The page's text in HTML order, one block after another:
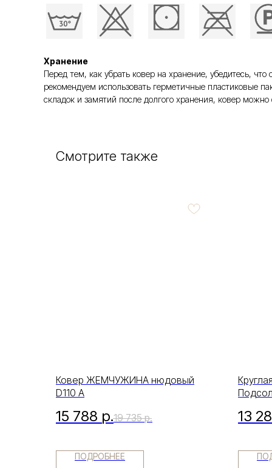
Хранение
Перед тем, как убрать ковер на хранение, убедитесь,
рекомендуем использовать герметичные пластиковые
складок и замятий после долгого хранения, ковер можно
Смотрите также
Ковер ЖЕМЧУЖИНА нюдовый
D110 A
15 788 р.19 735 р.
ПОДРОБНЕЕ
13